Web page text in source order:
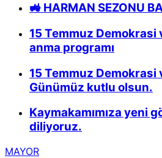
🚜 HARMAN SEZONU
15 Temmuz Demokrasi
anma programı
15 Temmuz Demokrasi
Günümüz kutlu olsun.
Kaymakamımıza yeni
diliyoruz.
MAYOR